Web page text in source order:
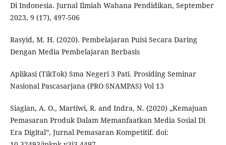
Di Indonesia. Jurnal Ilmiah Wahana Pendidikan, September
2023, 9 (17), 497-506
Rasyid, M. H. (2020). Pembelajaran Puisi Secara Daring
Dengan Media Pembelajaran Berbasis
Aplikasi (TikTok) Sma Negeri 3 Pati. Prosiding Seminar
Nasional Pascasarjana (PRO SNAMPAS) Vol 13
Siagian, A. O., Martiwi, R. and Indra, N. (2020) „Kemajuan
Pemasaran Produk Dalam Memanfaatkan Media Sosial Di
Era Digital‟, Jurnal Pemasaran Kompetitif. doi: